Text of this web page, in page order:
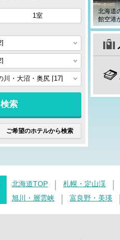
北海道
館空港
検索
ご希望のホテルから検索
北海道TOP 札幌・定山渓
旭川・層雲峡
富良野・美瑛